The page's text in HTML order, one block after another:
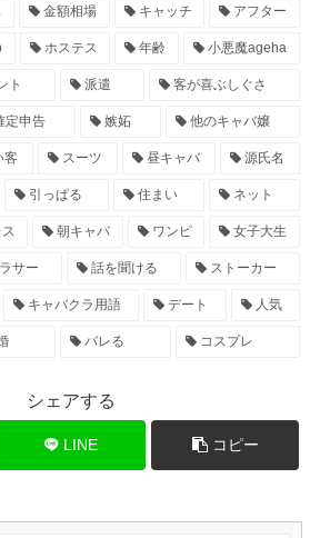
金額相場 キャッチ アフター
ホステス 年齢 小悪魔ageha
ト 派遣 客が喜ぶしぐさ
定申告 嫉妬 他のキャバ嬢
客 スーツ 昼キャバ 源氏名
引っぱる 住まい ネット
朝キャバ ワンピ 女子大生
サー 話を聞ける ストーカー
キャバクラ用語 デート 人気
バレる コスプレ
シェアする
LINE コピー